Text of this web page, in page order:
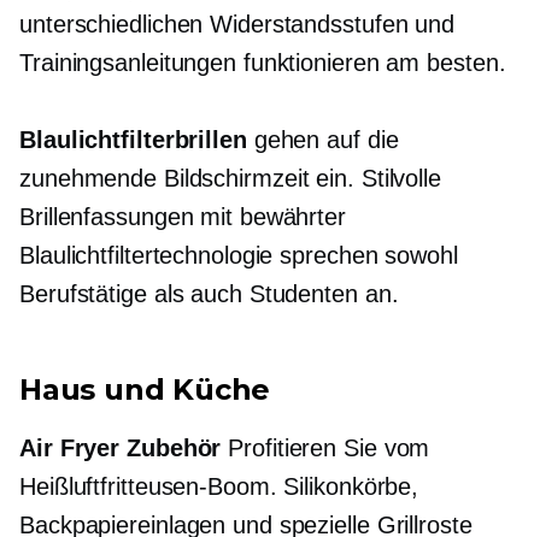
unterschiedlichen Widerstandsstufen und
Trainingsanleitungen funktionieren am besten.
Blaulichtfilterbrillen gehen auf die
zunehmende Bildschirmzeit ein. Stilvolle
Brillenfassungen mit bewährter
Blaulichtfiltertechnologie sprechen sowohl
Berufstätige als auch Studenten an.
Haus und Küche
Air Fryer Zubehör Profitieren Sie vom
Heißluftfritteusen-Boom. Silikonkörbe,
Backpapiereinlagen und spezielle Grillroste